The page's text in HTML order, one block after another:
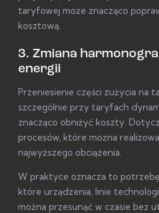
taryfowej może znacząco
kosztową.
3. Zmiana
energii
Przeniesienie części zużycia na
szczególnie przy taryfach
znacząco obniżyć koszty.
procesów, które można
najwyższego obciążenia.
W praktyce oznacza to potrzebę
które urządzenia, linie
można przesunąć w czasie bez